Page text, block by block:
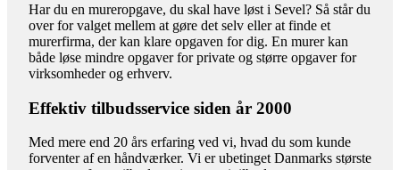
Har du en mureropgave, du skal have løst i Sevel? Så står du
over for valget mellem at gøre det selv eller at finde et
murerfirma, der kan klare opgaven for dig. En murer kan
både løse mindre opgaver for private og større opgaver for
virksomheder og erhverv.
Effektiv tilbudsservice siden år 2000
Med mere end 20 års erfaring ved vi, hvad du som kunde
forventer af en håndværker. Vi er ubetinget Danmarks største